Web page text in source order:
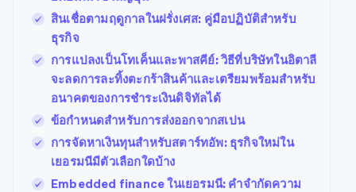
สินเชื่อตามฤดูกาลในฝรั่งเศส: คู่มือปฏิบัติสำหรับ
ธุรกิจ
การแปลงเป็นโทเค็นและพาสคีย์: วิธีที่บริษัทในอิตาลี
จะลดการละทิ้งตะกร้าสินค้าและเตรียมพร้อมสำหรับ
อนาคตของการชำระเงินดิจิทัลได้
ข้อกำหนดสำหรับการส่งออกจากสเปน
การจัดหาเงินทุนสำหรับสตาร์ทอัพ: ธุรกิจใหม่ใน
เยอรมนีมีตัวเลือกใดบ้าง
Embedded finance ในเยอรมนี: คำจำกัดความ